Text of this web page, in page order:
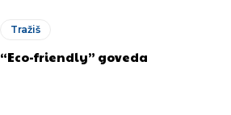
Tražiš
“Eco-friendly” goveda